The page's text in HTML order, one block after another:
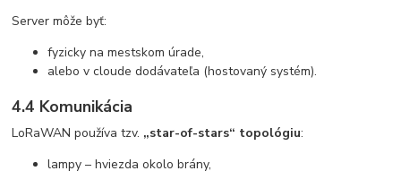
Server môže byť:
fyzicky na mestskom úrade,
alebo v cloude dodávateľa (hostovaný systém).
4.4 Komunikácia
LoRaWAN používa tzv. „star-of-stars“ topológiu:
lampy – hviezda okolo brány,